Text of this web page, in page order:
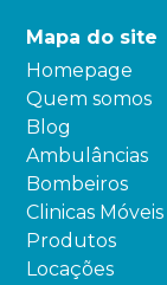
Mapa do site
Homepage
Quem somos
Blog
Ambulâncias
Bombeiros
Clinicas Móveis
Produtos
Locações